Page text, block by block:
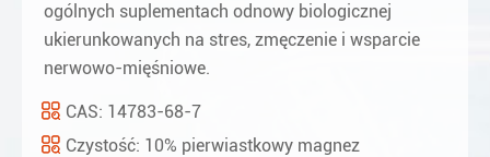
ogólnych suplementach odnowy biologicznej
ukierunkowanych na stres, zmęczenie i wsparcie
nerwowo-mięśniowe.
CAS: 14783-68-7
Czystość: 10% pierwiastkowy magnez